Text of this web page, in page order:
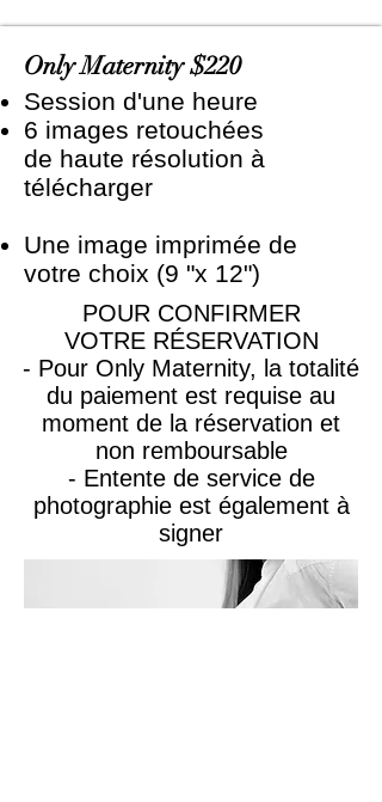
Only Maternity $220
Session d'une heure
6 images retouchées
de haute résolution à
télécharger
Une image imprimée de
votre choix (9 "x 12")
POUR CONFIRMER
VOTRE RÉSERVATION
- Pour Only Maternity, la totalité
du paiement est requise au
moment de la réservation et
non remboursable
- Entente de service de
photographie est également à
signer